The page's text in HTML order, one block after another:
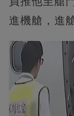
進機艙，進